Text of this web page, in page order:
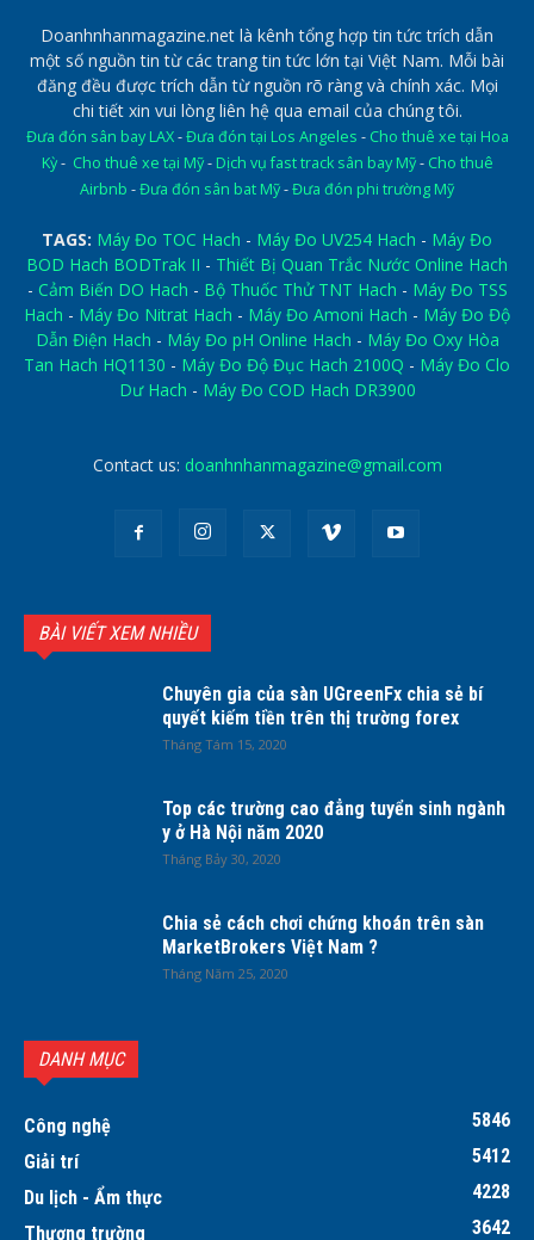
Doanhnhanmagazine.net là kênh tổng hợp tin tức trích dẫn
một số nguồn tin từ các trang tin tức lớn tại Việt Nam. Mỗi bài
đăng đều được trích dẫn từ nguồn rõ ràng và chính xác. Mọi
chi tiết xin vui lòng liên hệ qua email của chúng tôi.
Đưa đón sân bay LAX-Đưa đón tại Los Angeles - Cho thuê xe tại Hoa
Kỳ- Cho thuê xe tại Mỹ- Dịch vụ fast track sân bay Mỹ- Cho thuê
Airbnb -Đưa đón sân bat Mỹ-Đưa đón phi trường Mỹ
TAGS: Máy Đo TOC Hach - Máy Đo UV254 Hach - Máy Đo
BOD Hach BODTrak II - Thiết Bị Quan Trắc Nước Online Hach
- Cảm Biến DO Hach - Bộ Thuốc Thử TNT Hach - Máy Đo TSS
Hach - Máy Đo Nitrat Hach - Máy Đo Amoni Hach - Máy Đo Độ
Dẫn Điện Hach - Máy Đo pH Online Hach - Máy Đo Oxy Hòa
Tan Hach HQ1130 - Máy Đo Độ Đục Hach 2100Q - Máy Đo Clo
Dư Hach - Máy Đo COD Hach DR3900
Contact us: doanhnhanmagazine@gmail.com
BÀI VIẾT XEM NHIỀU
Chuyên gia của sàn UGreenFx chia sẻ bí
quyết kiếm tiền trên thị trường forex
Tháng Tám 15, 2020
Top các trường cao đẳng tuyển sinh ngành
y ở Hà Nội năm 2020
Tháng Bảy 30, 2020
Chia sẻ cách chơi chứng khoán trên sàn
MarketBrokers Việt Nam ?
Tháng Năm 25, 2020
DANH MỤC
Công nghệ
5846
Giải trí
5412
Du lịch - Ẩm thực
4228
Thương trường
3642